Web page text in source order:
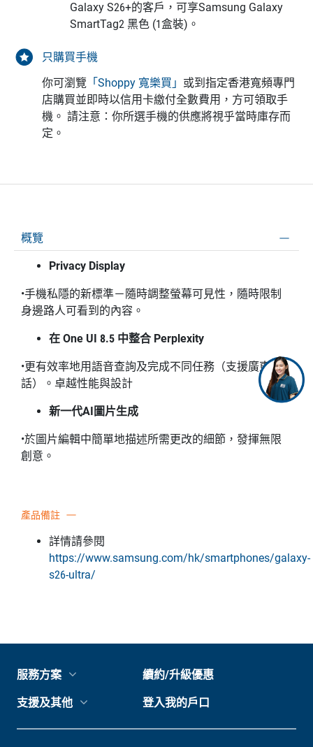
Galaxy S26+的客戶，可享Samsung Galaxy
SmartTag2 黑色 (1盒裝)。
只購買手機
你可瀏覽 「Shoppy 寬樂買」 或到指定香港寬頻專門
店購買並即時以信用卡繳付全數費用，方可領取手
機。 請注意：你所選手機的供應將視乎當時庫存而
定。
概覽
Privacy Display
•手機私隱的新標準－隨時調整螢幕可見性，隨時限制
身邊路人可看到的內容。
在 One UI 8.5 中整合 Perplexity
•更有效率地用語音查詢及完成不同任務（支援廣東
話）。卓越性能與設計
新一代AI圖片生成
•於圖片編輯中簡單地描述所需更改的細節，發揮無限
創意。
產品備註
詳情請參閱
https://www.samsung.com/hk/smartphones/galaxy-
s26-ultra/
服務方案 續約/升級優惠
支援及其他 登入我的戶口